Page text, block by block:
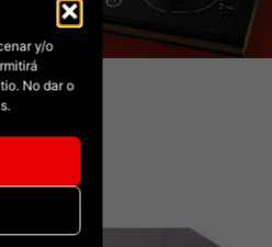
y/o
No dar o